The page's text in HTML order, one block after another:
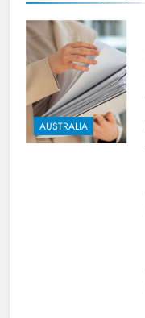
AUSTRALIA